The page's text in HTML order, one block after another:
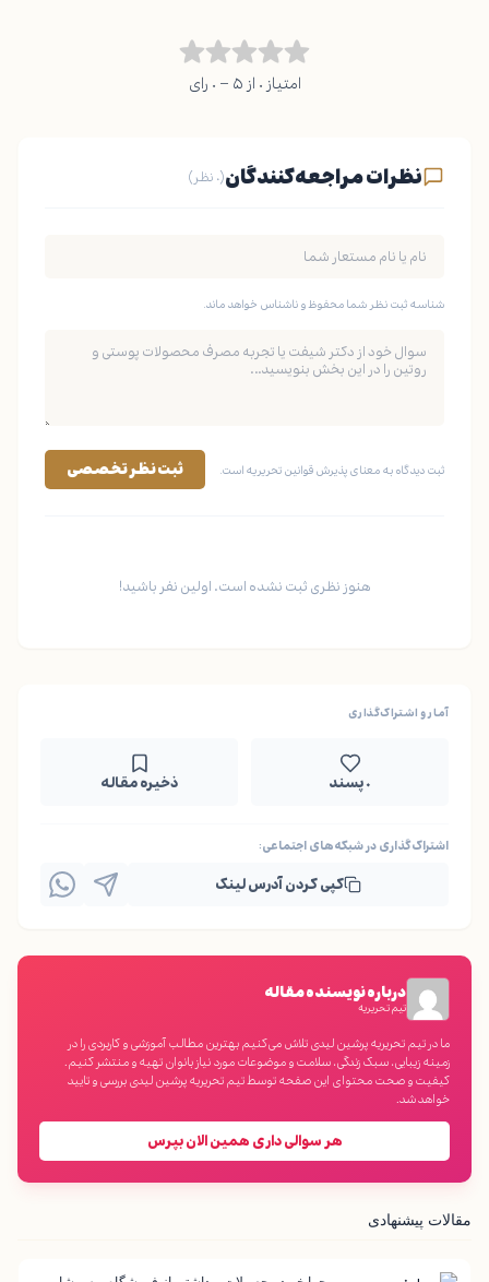
امتیاز ۰ از ۵ – ۰ رای
نظرات مراجعه‌کنندگان(۰ نظر)
شناسه ثبت نظر شما محفوظ و ناشناس خواهد ماند.
ثبت دیدگاه به معنای پذیرش قوانین تحریریه است. ثبت نظر تخصصی
هنوز نظری ثبت نشده است. اولین نفر باشید!
آمار و اشتراک‌گذاری
۰ پسند ذخیره مقاله
اشتراک‌گذاری در شبکه‌های اجتماعی:
کپی کردن آدرس لینک
درباره نویسنده مقاله
تیم تحریریه
ما در تیم تحریریه پرشین لیدی تلاش می‌کنیم بهترین مطالب آموزشی و کاربردی را در
زمینه زیبایی، سبک زندگی، سلامت و موضوعات مورد نیاز بانوان تهیه و منتشر کنیم.
کیفیت و صحت محتوای این صفحه توسط تیم تحریریه پرشین لیدی بررسی و تایید
خواهد شد.
هر سوالی داری همین الان بپرس
مقالات پیشنهادی